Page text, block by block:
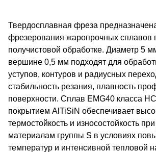
Твердосплавная фреза
фрезерования жаропрочных сплавов
получистовой обработке. Диаметр 5
вершине 0,5 мм подходят для
уступов, контуров и радиусных
стабильность резания, плавность
поверхности. Сплав EMG40 класса
покрытием AlTiSiN обеспечивает
термостойкость и износостойкость
материалам группы S в условиях
температур и интенсивной тепловой